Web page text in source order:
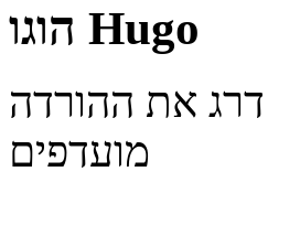
Hugo
דרג את ההורדה
מועדפים